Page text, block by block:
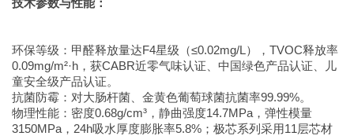
技术参数与性能：
环保等级：甲醛释放量达F4星级（≤0.02mg/L），TVOC释放率
0.09mg/m²·h，获CABR近零气味认证、中国绿色产品认证、儿
童安全级产品认证。
抗菌防霉：对大肠杆菌、金黄色葡萄球菌抗菌率99.99%。
物理性能：密度0.68g/cm³，静曲强度14.7MPa，弹性模量
3150MPa，24h吸水厚度膨胀率5.8%；极芯系列采用11层芯材